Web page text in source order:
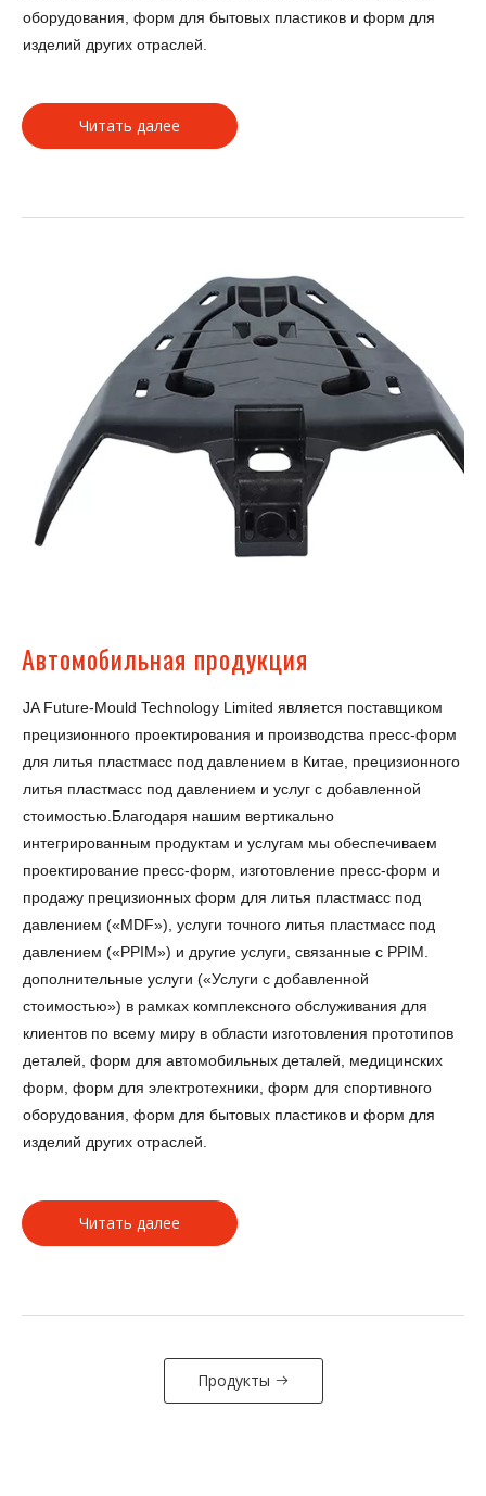
оборудования, форм для бытовых пластиков и форм для
изделий других отраслей.
Читать далее
Автомобильная продукция
JA Future-Mould Technology Limited является поставщиком
прецизионного проектирования и производства пресс-форм
для литья пластмасс под давлением в Китае, прецизионного
литья пластмасс под давлением и услуг с добавленной
стоимостью.Благодаря нашим вертикально
интегрированным продуктам и услугам мы обеспечиваем
проектирование пресс-форм, изготовление пресс-форм и
продажу прецизионных форм для литья пластмасс под
давлением («MDF»), услуги точного литья пластмасс под
давлением («PPIM») и другие услуги, связанные с PPIM.
дополнительные услуги («Услуги с добавленной
стоимостью») в рамках комплексного обслуживания для
клиентов по всему миру в области изготовления прототипов
деталей, форм для автомобильных деталей, медицинских
форм, форм для электротехники, форм для спортивного
оборудования, форм для бытовых пластиков и форм для
изделий других отраслей.
Читать далее
Продукты